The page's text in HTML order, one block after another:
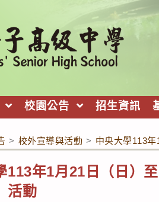
校園公告 招生資訊
> 校外宣導與活動 > 中央大學113
113年1月21日（日）
活動